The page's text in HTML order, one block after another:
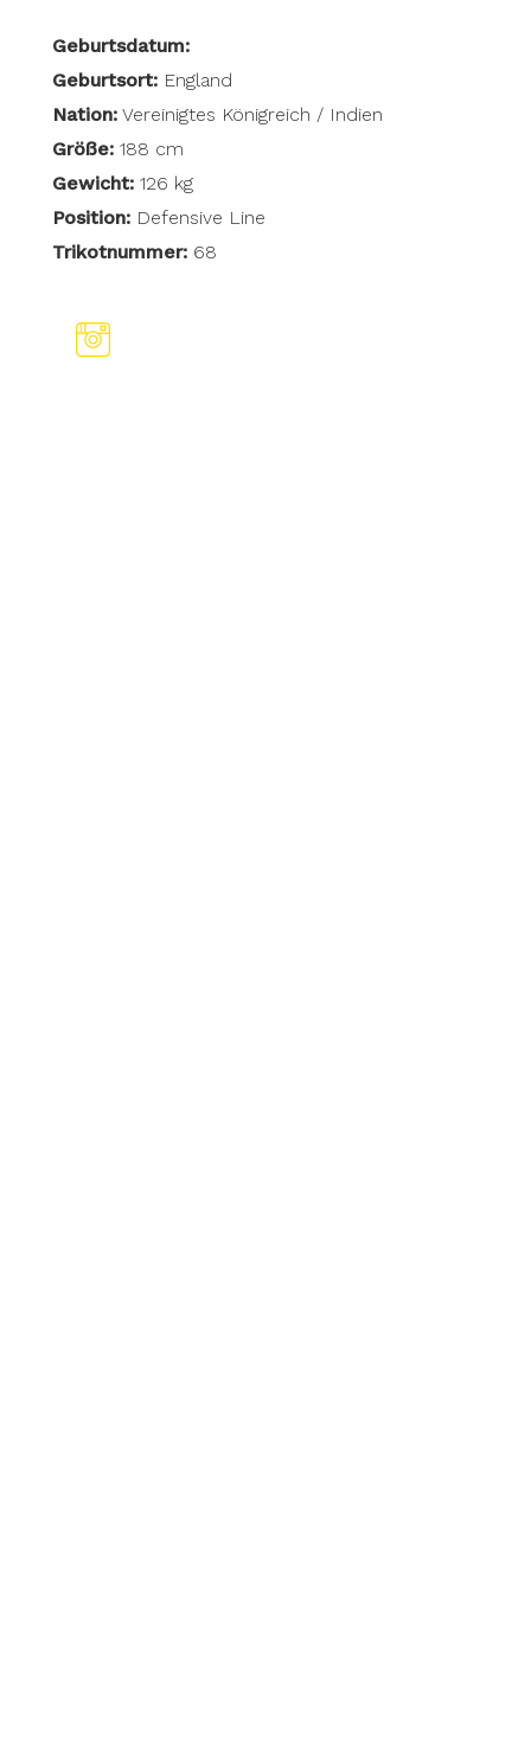
Geburtsdatum:
Geburtsort: England
Nation:Vereinigtes Königreich / Indien
Größe:188 cm
Gewicht:126 kg
Position:Defensive Line
Trikotnummer: 68